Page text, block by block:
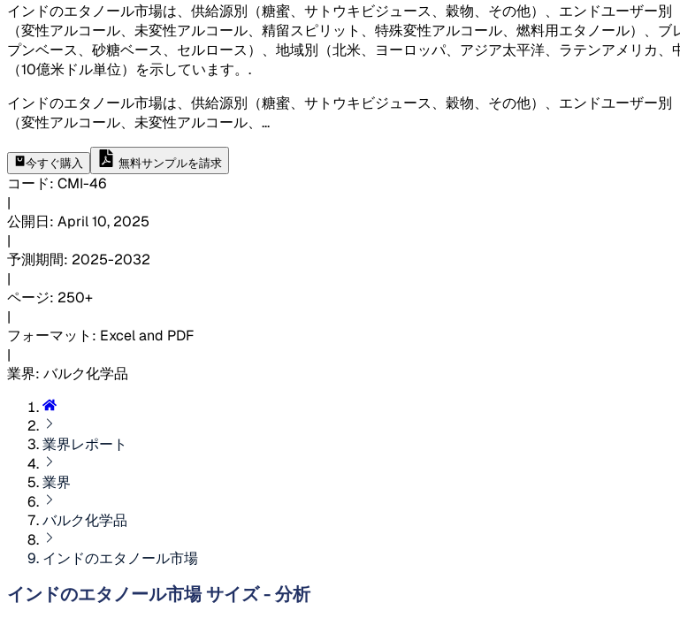
インドのエタノール市場は、供給源別（糖蜜、サトウキビジュース、穀物、その他）、エンドユーザー
（変性アルコール、未変性アルコール、精留スピリット、特殊変性アルコール、燃料用エタノール）、
プンベース、砂糖ベース、セルロース）、地域別（北米、ヨーロッパ、アジア太平洋、ラテンアメリカ
（10億米ドル単位）を示しています。 .
インドのエタノール市場は、供給源別（糖蜜、サトウキビジュース、穀物、その他）、エンドユーザー
（変性アルコール、未変性アルコール、 ...
今すぐ購入 無料サンプルを請求
コード: CMI-46
|
公開日: April 10, 2025
|
予測期間: 2025-2032
|
ページ: 250+
|
フォーマット : Excel and PDF
|
業界: バルク化学品
業界レポート
業界
バルク化学品
インドのエタノール市場
インドのエタノール市場 サイズ - 分析